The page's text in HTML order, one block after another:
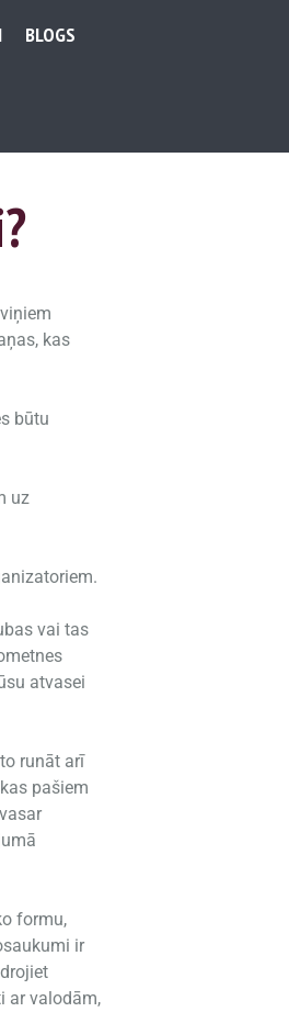
BLOGS
kas
būtu
uz
vai tas
atvasei
runāt arī
pašiem
formu,
ir
ar valodām,